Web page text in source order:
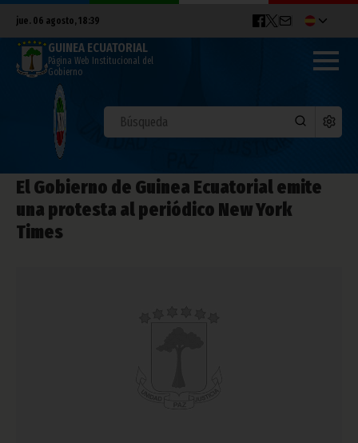
jue. 06 agosto, 18:39
GUINEA ECUATORIAL
Página Web Institucional del
Gobierno
El Gobierno de Guinea Ecuatorial emite
una protesta al periódico New York
Times